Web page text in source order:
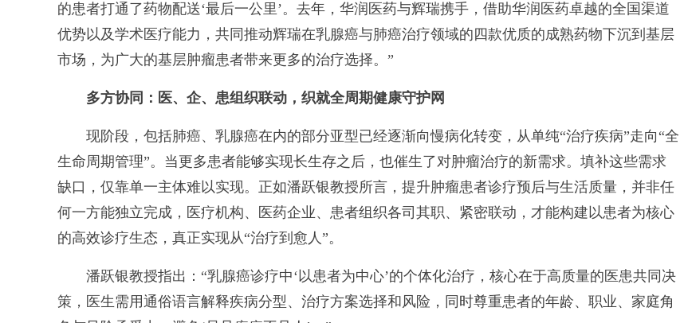
的患者打通了药物配送‘最后一公里’。去年，华润医药与辉瑞携手，借助华润医药卓越的全国渠道
优势以及学术医疗能力，共同推动辉瑞在乳腺癌与肺癌治疗领域的四款优质的成熟药物下沉到基层
市场，为广大的基层肿瘤患者带来更多的治疗选择。”
多方协同：医、企、患组织联动，织就全周期健康守护网
现阶段，包括肺癌、乳腺癌在内的部分亚型已经逐渐向慢病化转变，从单纯“治疗疾病”走向“全
生命周期管理”。当更多患者能够实现长生存之后，也催生了对肿瘤治疗的新需求。填补这些需求
缺口，仅靠单一主体难以实现。正如潘跃银教授所言，提升肿瘤患者诊疗预后与生活质量，并非任
何一方能独立完成，医疗机构、医药企业、患者组织各司其职、紧密联动，才能构建以患者为核心
的高效诊疗生态，真正实现从“治疗到愈人”。
潘跃银教授指出：“乳腺癌诊疗中‘以患者为中心’的个体化治疗，核心在于高质量的医患共同决
策，医生需用通俗语言解释疾病分型、治疗方案选择和风险，同时尊重患者的年龄、职业、家庭角